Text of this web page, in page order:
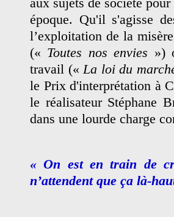
époque. Qu'il s'agisse
l’exploitation de la
(« Toutes nos envies »)
travail (« La loi du
le Prix d'interprétation à
le réalisateur Stéphane
dans une lourde charge
« On est en train de
n’attendent que ça là-